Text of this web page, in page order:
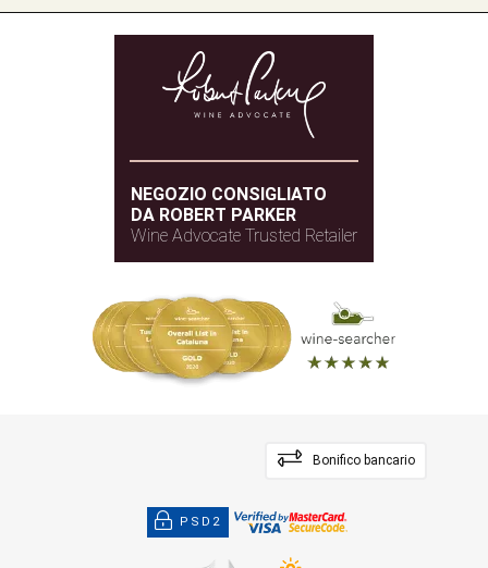
NEGOZIO CONSIGLIATO
DA ROBERT PARKER
Wine Advocate Trusted Retailer
Bonifico bancario
PSD2